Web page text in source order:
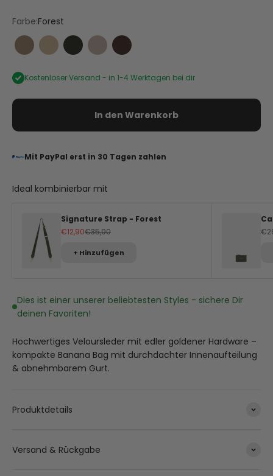
Farbe:Forest
MochaSand Forest Nude Coffee
Kostenloser Versand - in 1-4 Werktagen bei dir
In den Warenkorb
Mit PayPal erst in 30 Tagen zahlen
Ideal kombinierbar mit
Signature Strap - Forest
Angebot
€12,90Regulärer Preis
€35,00
+ Hinzufügen
Dies ist einer unserer beliebtesten Styles - sichere Dir
deinen Favoriten!
Hochwertiges Veloursleder mit edler goldener Hardware –
kompakte Banana Bag mit durchdachter Innenaufteilung
& abnehmbarem Gurt.
Produktdetails
Versand & Rückgabe